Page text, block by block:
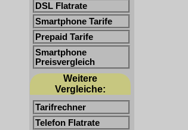
DSL Flatrate
Smartphone Tarife
Prepaid Tarife
Smartphone
Preisvergleich
Weitere
Vergleiche:
Tarifrechner
Telefon Flatrate